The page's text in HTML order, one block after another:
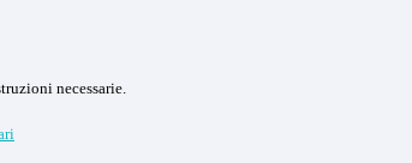
necessarie.